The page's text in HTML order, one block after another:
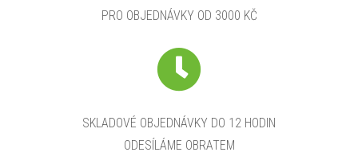
PRO OBJEDNÁVKY OD 3000 KČ
SKLADOVÉ OBJEDNÁVKY DO 12 HODIN
ODESÍLÁME OBRATEM